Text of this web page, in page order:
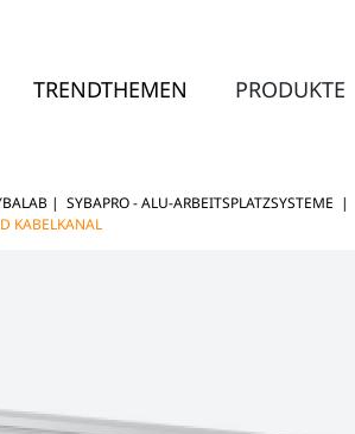
TRENDTHEMEN PRODUKTE
| SYBAPRO - ALU-ARBEITSPLATZSYSTEME |
KABELKANAL